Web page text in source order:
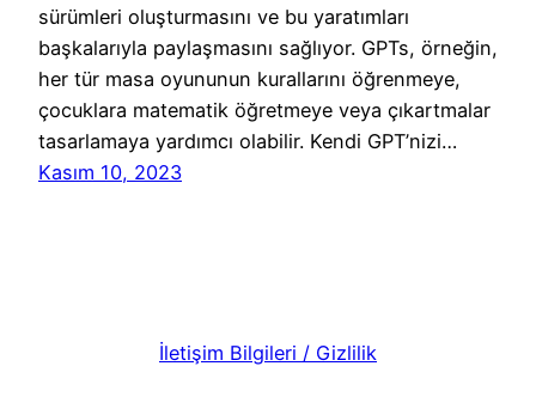
sürümleri oluşturmasını ve bu yaratımları
başkalarıyla paylaşmasını sağlıyor. GPTs, örneğin,
her tür masa oyununun kurallarını öğrenmeye,
çocuklara matematik öğretmeye veya çıkartmalar
tasarlamaya yardımcı olabilir. Kendi GPT’nizi…
Kasım 10, 2023
İletişim Bilgileri / Gizlilik